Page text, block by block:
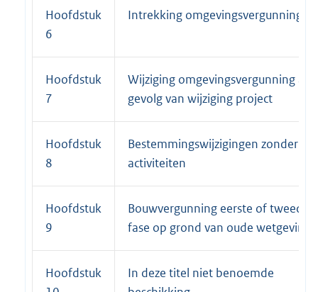
Hoofdstuk
6
Intrekking omgevingsvergunning
Hoofdstuk
7
Wijziging omgevingsvergunning als
gevolg van wijziging project
Hoofdstuk
8
Bestemmingswijzigingen zonder
activiteiten
Hoofdstuk
9
Bouwvergunning eerste of tweede
fase op grond van oude wetgeving
Hoofdstuk
In deze titel niet benoemde